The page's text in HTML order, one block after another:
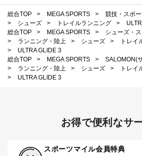
総合TOP > MEGA SPORTS > 競技・スポ
>
シューズ > トレイルランニング >
総合TOP
> MEGA SPORTS >
シューズ・
>
ランニング・陸上 > シューズ >
トレイ
>
ULTRA GLIDE 3
総合TOP
> MEGA SPORTS >
SALOMON(
>
ランニング・陸上 > シューズ >
トレイ
>
ULTRA GLIDE 3
お得で便利なサ
スポーツマイル会員特典